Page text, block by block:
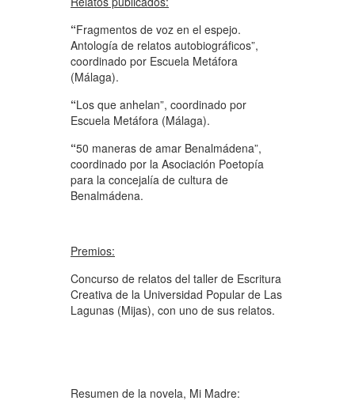
“Fragmentos de voz en el espejo.
Antología de relatos autobiográficos”,
coordinado por Escuela Metáfora
(Málaga).
“Los que anhelan”, coordinado por
Escuela Metáfora (Málaga).
“50 maneras de amar Benalmádena”,
coordinado por la Asociación Poetopía
para la concejalía de cultura de
Benalmádena.
Premios:
Concurso de relatos del taller de Escritura
Creativa de la Universidad Popular de Las
Lagunas (Mijas), con uno de sus relatos.
Resumen de la novela, Mi Madre: